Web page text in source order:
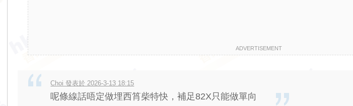
ADVERTISEMENT
Choi 發表於 2026-3-13 18:15
呢條線話唔定做埋西筲柴特快，補足82X只能做單向